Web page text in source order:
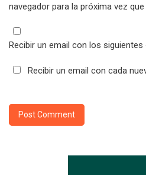
navegador para la próxima vez
Recibir un email con los
Recibir un email con cada